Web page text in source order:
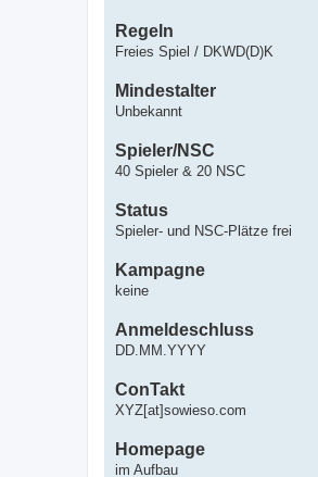
Regeln
Freies Spiel / DKWD(D)K
Mindestalter
Unbekannt
Spieler/NSC
40 Spieler & 20 NSC
Status
Spieler- und NSC-Plätze frei
Kampagne
keine
Anmeldeschluss
DD.MM.YYYY
ConTakt
XYZ[at]sowieso.com
Homepage
im Aufbau